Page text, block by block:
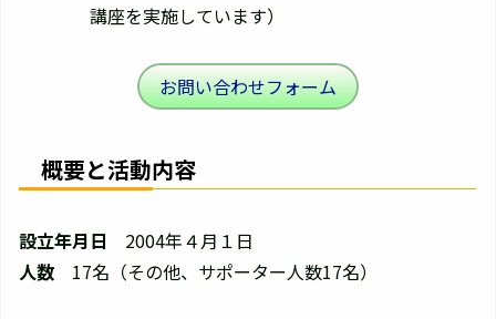
講座を実施しています）
お問い合わせフォーム
概要と活動内容
設立年月日 2004年４月１日
人数 17名（その他、サポーター人数17名）